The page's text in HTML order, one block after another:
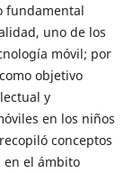
fundamental
uno de los
móvil; por
objetivo
y
en los niños
conceptos
en el ámbito